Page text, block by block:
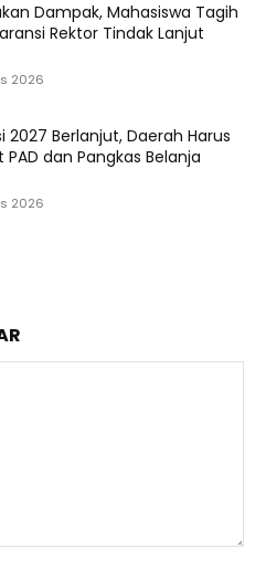
Dampak, Mahasiswa Tagih
Rektor Tindak Lanjut
2026
2027 Berlanjut, Daerah Harus
PAD dan Pangkas Belanja
2026